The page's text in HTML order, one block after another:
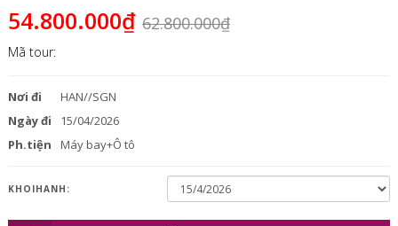
54.800.000₫ 62.800.000₫
Mã tour:
Nơi đi
HAN//SGN
Ngày đi
15/04/2026
Ph.tiện
Máy bay+Ô tô
KHOIHANH: